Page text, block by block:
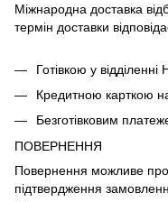
Міжнародна доставка
термін доставки
Готівкою у
Кредитною карткою
Безготівковим
ПОВЕРНЕННЯ
Повернення можливе
підтвердження